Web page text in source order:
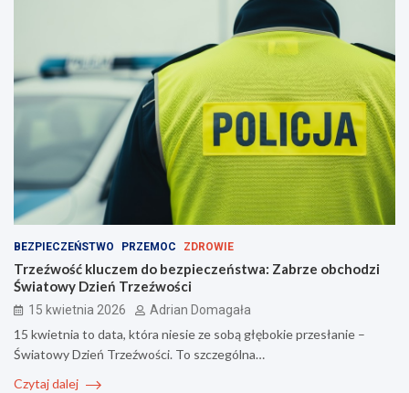
BEZPIECZEŃSTWO PRZEMOC ZDROWIE
Trzeźwość kluczem do bezpieczeństwa: Zabrze obchodzi
Światowy Dzień Trzeźwości
15 kwietnia 2026 Adrian Domagała
15 kwietnia to data, która niesie ze sobą głębokie przesłanie –
Światowy Dzień Trzeźwości. To szczególna…
Czytaj dalej